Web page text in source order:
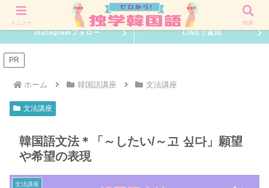
韓国語を０からでも習得できる独学勉強方法を伝授！
Instagramフォロー LINEで質問
PR
ホーム 韓国語講座 文法講座
文法講座
韓国語文法＊「～したい/～고 싶다」願望
や希望の表現
文法講座
メニュー 検索